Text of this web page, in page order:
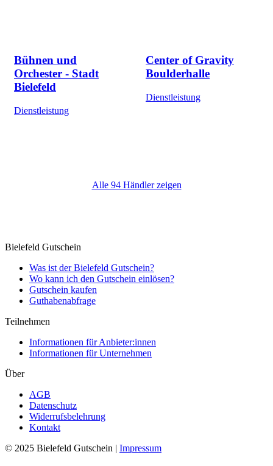
Bühnen und
Orchester - Stadt
Bielefeld
Dienstleistung
Center of Gravity
Boulderhalle
Dienstleistung
Alle 94 Händler zeigen
Bielefeld Gutschein
Was ist der Bielefeld Gutschein?
Wo kann ich den Gutschein einlösen?
Gutschein kaufen
Guthabenabfrage
Teilnehmen
Informationen für Anbieter:innen
Informationen für Unternehmen
Über
AGB
Datenschutz
Widerrufsbelehrung
Kontakt
© 2025 Bielefeld Gutschein | Impressum